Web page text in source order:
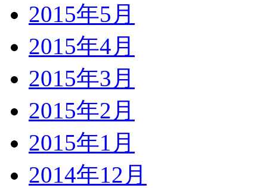
2015年5月
2015年4月
2015年3月
2015年2月
2015年1月
2014年12月